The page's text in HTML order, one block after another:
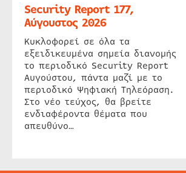
Security Report 177,
Αύγουστος 2026
Κυκλοφορεί σε όλα τα
εξειδικευμένα σημεία διανομής
το περιοδικό Security Report
Αυγούστου, πάντα μαζί με το
περιοδικό Ψηφιακή Τηλεόραση.
Στο νέο τεύχος, θα βρείτε
ενδιαφέροντα θέματα που
απευθύνο…